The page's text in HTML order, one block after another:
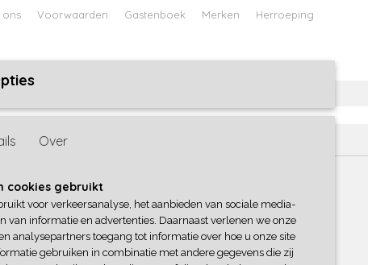
ons Voorwaarden Gastenboek Merken Herroeping
BABY
(inclusief btw 21%)
Over
cookies gebruikt
voor verkeersanalyse, het aanbieden van sociale media-
van informatie en advertenties. Daarnaast verlenen we onze
analysepartners toegang tot informatie over hoe u onze site
gebruiken in combinatie met andere gegevens die zij